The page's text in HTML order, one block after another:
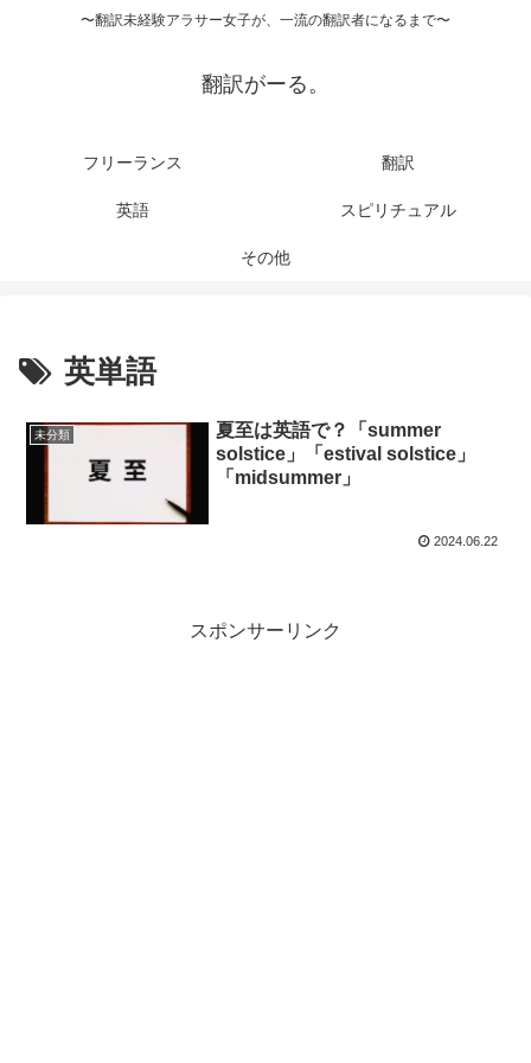
〜翻訳未経験アラサー女子が、一流の翻訳者になるまで〜
翻訳がーる。
フリーランス 翻訳
英語 スピリチュアル
その他
英単語
未分類
夏至は英語で？「summer
solstice」「estival solstice」
「midsummer」
2024.06.22
スポンサーリンク